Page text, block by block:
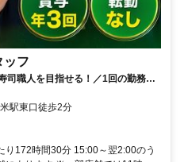
ッフ
職人を目指せる！／1回の勤務で1
駅東口徒歩2分
り172時間30分 15:00～翌2:00のう